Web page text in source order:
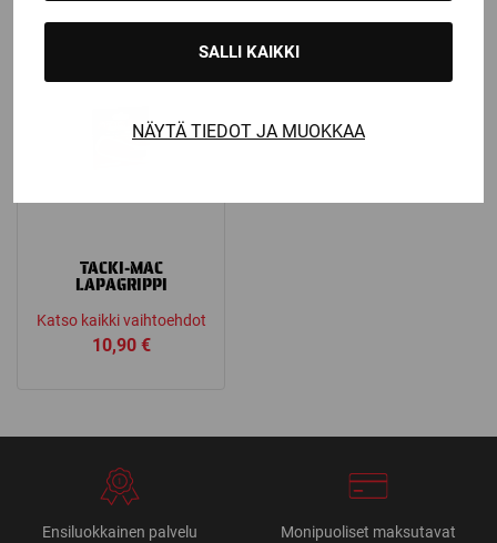
SALLI KAIKKI
NÄYTÄ TIEDOT JA MUOKKAA
TACKI-MAC
LAPAGRIPPI
Katso kaikki vaihtoehdot
10,90 €
Ensiluokkainen palvelu Monipuoliset maksutavat